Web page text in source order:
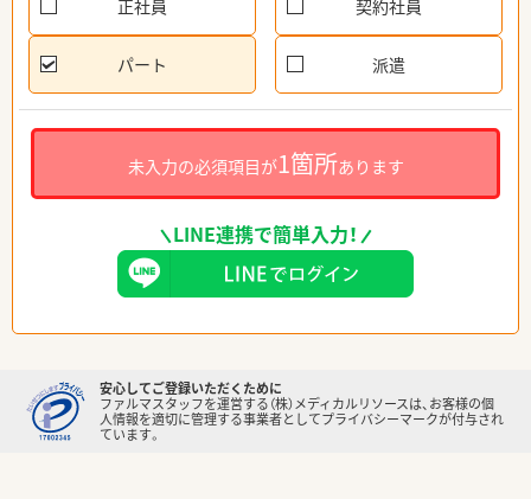
正社員 契約社員
パート 派遣
未入力の必須項目が1箇所あります
LINE連携で簡単入力！
安心してご登録いただくために
ファルマスタッフを運営する（株）メディカルリソースは、お客様の個
人情報を適切に管理する事業者としてプライバシーマークが付与され
ています。